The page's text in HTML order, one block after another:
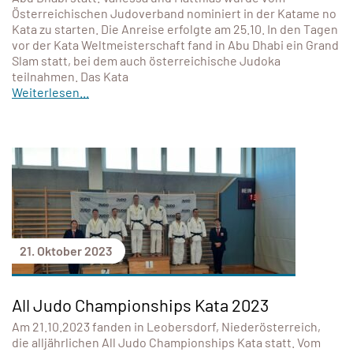
Österreichischen Judoverband nominiert in der Katame no
Kata zu starten. Die Anreise erfolgte am 25.10. In den Tagen
vor der Kata Weltmeisterschaft fand in Abu Dhabi ein Grand
Slam statt, bei dem auch österreichische Judoka
teilnahmen. Das Kata
Weiterlesen...
21. Oktober 2023
All Judo Championships Kata 2023
Am 21.10.2023 fanden in Leobersdorf, Niederösterreich,
die alljährlichen All Judo Championships Kata statt. Vom